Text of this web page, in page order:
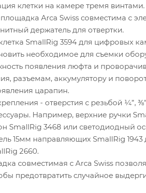
клетки на камере тремя винтами.
Arca Swiss совместима с
держатель для отвертки.
SmallRig 3594 для цифровых
необходимое для съемки
появления люфта и
разъемам, аккумулятору и
царапин.
- отверстия с резьбой ¼”,
Например, верхние ручки
3468 или светодиодный
15мм направляющих SmallRig
2660.
совместимая с Arca Swiss
предотвратить случайное